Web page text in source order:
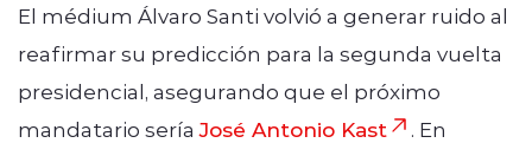
El médium Álvaro Santi volvió a generar ruido al
reafirmar su predicción para la segunda vuelta
presidencial, asegurando que el próximo
mandatario seríaJosé Antonio Kast
. En